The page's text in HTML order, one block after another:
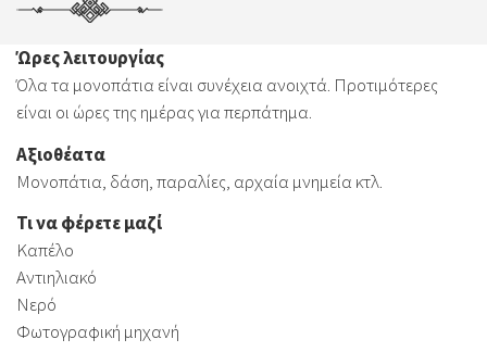
Ώρες λειτουργίας
Όλα τα μονοπάτια είναι συνέχεια ανοιχτά. Προτιμότερες
είναι οι ώρες της ημέρας για περπάτημα.
Αξιοθέατα
Μονοπάτια, δάση, παραλίες, αρχαία μνημεία κτλ.
Τι να φέρετε μαζί
Καπέλο
Αντιηλιακό
Νερό
Φωτογραφική μηχανή